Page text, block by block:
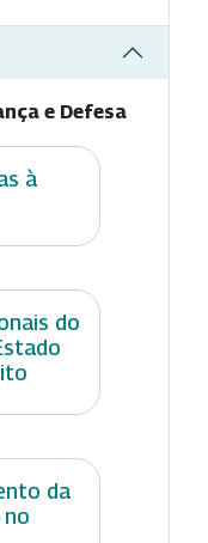
e Defesa
à
do
da
no